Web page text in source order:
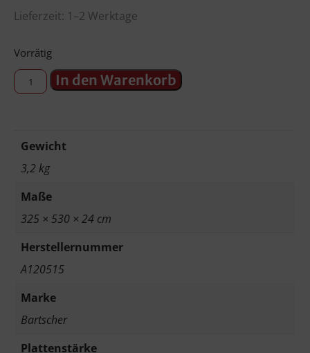
Lieferzeit: 1–2 Werktage
Vorrätig
In den Warenkorb
Gewicht
3,2 kg
Maße
325 × 530 × 24 cm
Herstellernummer
A120515
Marke
Bartscher
Plattenstärke